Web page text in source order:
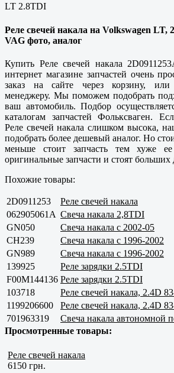
LT 2.8TDI
Реле свечей накала на Volkswagen LT,
VAG фото, аналог
Купить Реле свечей накала
интернет магазине запчастей очень
заказ на сайте через корзину,
менеджеру. Мы поможем подобрать
ваш автомобиль. Подбор
каталогам запчастей Фольксваген.
Реле свечей накала слишком высока,
подобрать более дешевый аналог. Но
меньше стоит запчасть тем хуже
оригинальные запчасти и стоят больших
Похожие товары:
2D0911253 Реле свечей накала
062905061A Свеча накала 2,8TDI
GN050
Свеча накала с 2002-05
CH239
Свеча накала с 1996-2002
GN989
Свеча накала с 1996-2002
139925
Реле зарядки 2.5TDI
F00M144136 Реле зарядки 2.5TDI
103718
Реле свечей накала, 2.4D
1199206600
Реле свечей накала, 2.4D
701963319
Свеча накала автономной
Просмотренные товары:
Реле свечей накала
6150 грн.